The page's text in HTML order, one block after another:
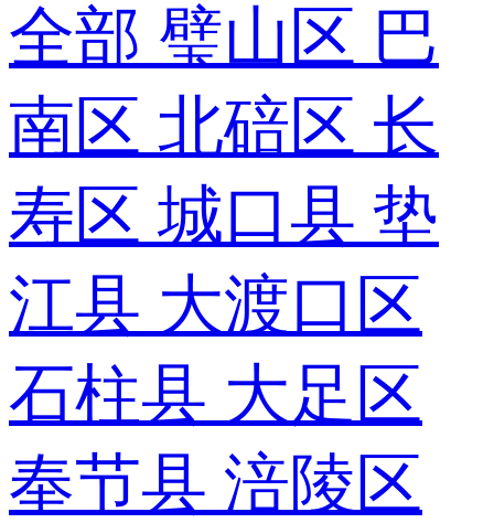
全部 璧山区 巴
南区 北碚区 长
寿区 城口县 垫
江县 大渡口区
石柱县 大足区
奉节县 涪陵区